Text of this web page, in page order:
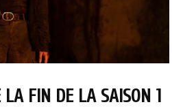
LA FIN DE LA SAISON 1